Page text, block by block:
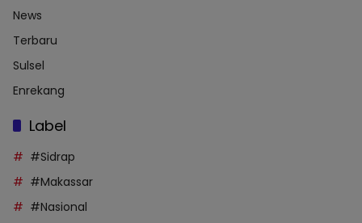
News
Terbaru
Sulsel
Enrekang
Label
#Sidrap
#Makassar
#Nasional